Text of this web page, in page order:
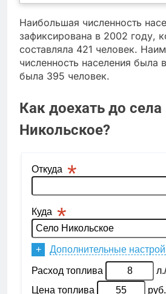
Наибольшая численность
зафиксирована в 2002 году,
составляла 421 человек.
численность населения была
была 395 человек.
Как доехать до села
Никольское?